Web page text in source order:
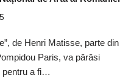
de Henri Matisse, parte din
Paris, va părăsi
pentru a fi…